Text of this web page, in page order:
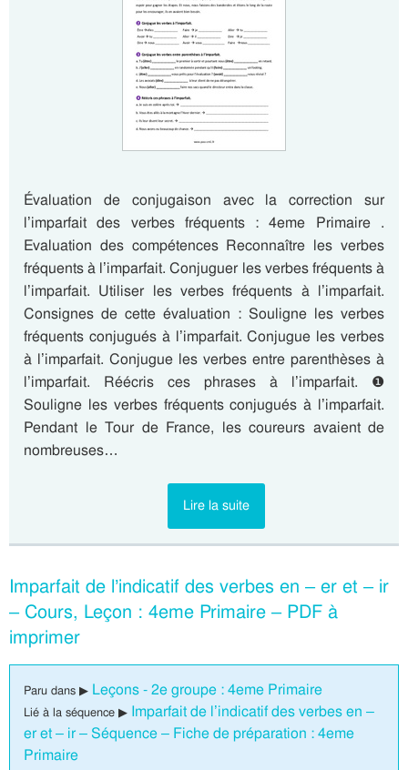
Évaluation de conjugaison avec la correction sur
l’imparfait des verbes fréquents : 4eme Primaire .
Evaluation des compétences Reconnaître les verbes
fréquents à l’imparfait. Conjuguer les verbes fréquents à
l’imparfait. Utiliser les verbes fréquents à l’imparfait.
Consignes de cette évaluation : Souligne les verbes
fréquents conjugués à l’imparfait. Conjugue les verbes
à l’imparfait. Conjugue les verbes entre parenthèses à
l’imparfait. Réécris ces phrases à l’imparfait. ❶
Souligne les verbes fréquents conjugués à l’imparfait.
Pendant le Tour de France, les coureurs avaient de
nombreuses…
Lire la suite
Imparfait de l’indicatif des verbes en – er et – ir
– Cours, Leçon : 4eme Primaire – PDF à
imprimer
Paru dans ▶ Leçons - 2e groupe : 4eme Primaire
Lié à la séquence ▶ Imparfait de l’indicatif des verbes en –
er et – ir – Séquence – Fiche de préparation : 4eme
Primaire